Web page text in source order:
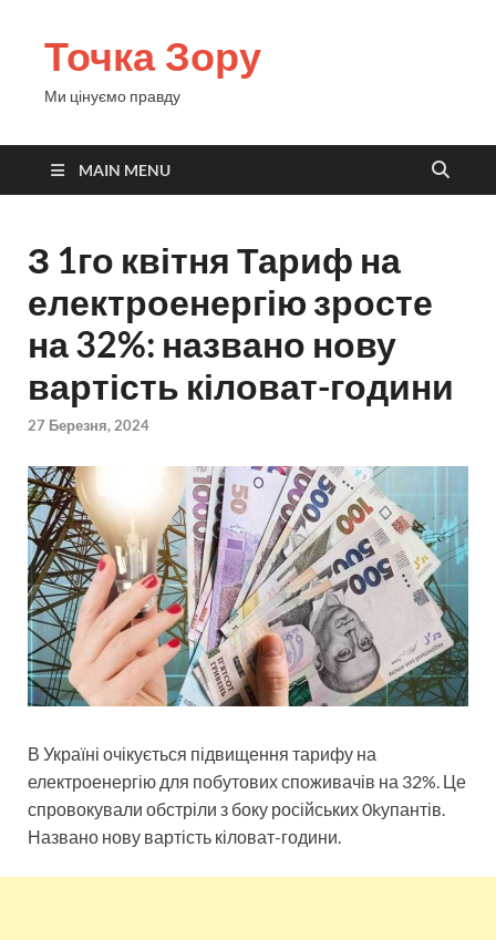
Точка Зору
Ми цінуємо правду
MAIN MENU
З 1го квітня Тариф на
електроенергію зросте
на 32%: названо нову
вартість кіловат-години
27 Березня, 2024
В Україні очікується підвищення тарифу на
електроенергію для побутових споживачів на 32%. Це
спровокували обстріли з боку російських 0kупантів.
Названо нову вартість кіловат-години.